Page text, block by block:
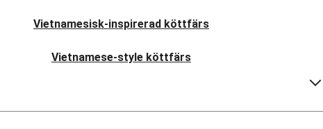
Vietnamesisk-inspirerad köttfärs
Vietnamese-style köttfärs